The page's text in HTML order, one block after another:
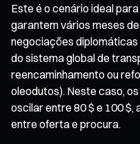
Este é o cenário ideal
garantem vários meses
negociações
do sistema global de
reencaminhamento ou
oleodutos). Neste caso,
oscilar entre 80 $ e 100 $,
entre oferta e procura.